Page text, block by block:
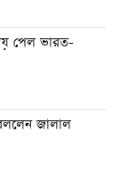
পেল ভারত-
জালাল